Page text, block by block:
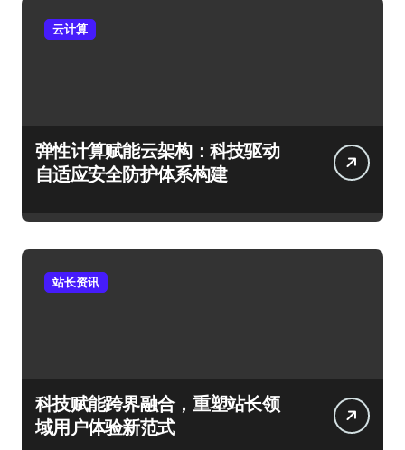
云计算
弹性计算赋能云架构：科技驱动
自适应安全防护体系构建
站长资讯
科技赋能跨界融合，重塑站长领
域用户体验新范式